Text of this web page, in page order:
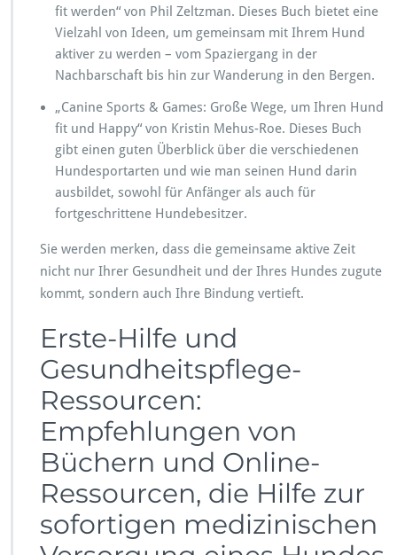
fit werden“ von Phil Zeltzman. Dieses Buch bietet eine
Vielzahl von Ideen, um gemeinsam mit Ihrem Hund
aktiver zu werden – vom Spaziergang in der
Nachbarschaft bis hin zur Wanderung in den Bergen.
„Canine Sports & Games: Große Wege, um Ihren Hund
fit und Happy“ von Kristin Mehus-Roe. Dieses Buch
gibt einen guten Überblick über die verschiedenen
Hundesportarten und wie man seinen Hund darin
ausbildet, sowohl für Anfänger als auch für
fortgeschrittene Hundebesitzer.
Sie werden merken, dass die gemeinsame aktive Zeit
nicht nur Ihrer Gesundheit und der Ihres Hundes zugute
kommt, sondern auch Ihre Bindung vertieft.
Erste-Hilfe und
Gesundheitspflege-
Ressourcen:
Empfehlungen von
Büchern und Online-
Ressourcen, die Hilfe zur
sofortigen medizinischen